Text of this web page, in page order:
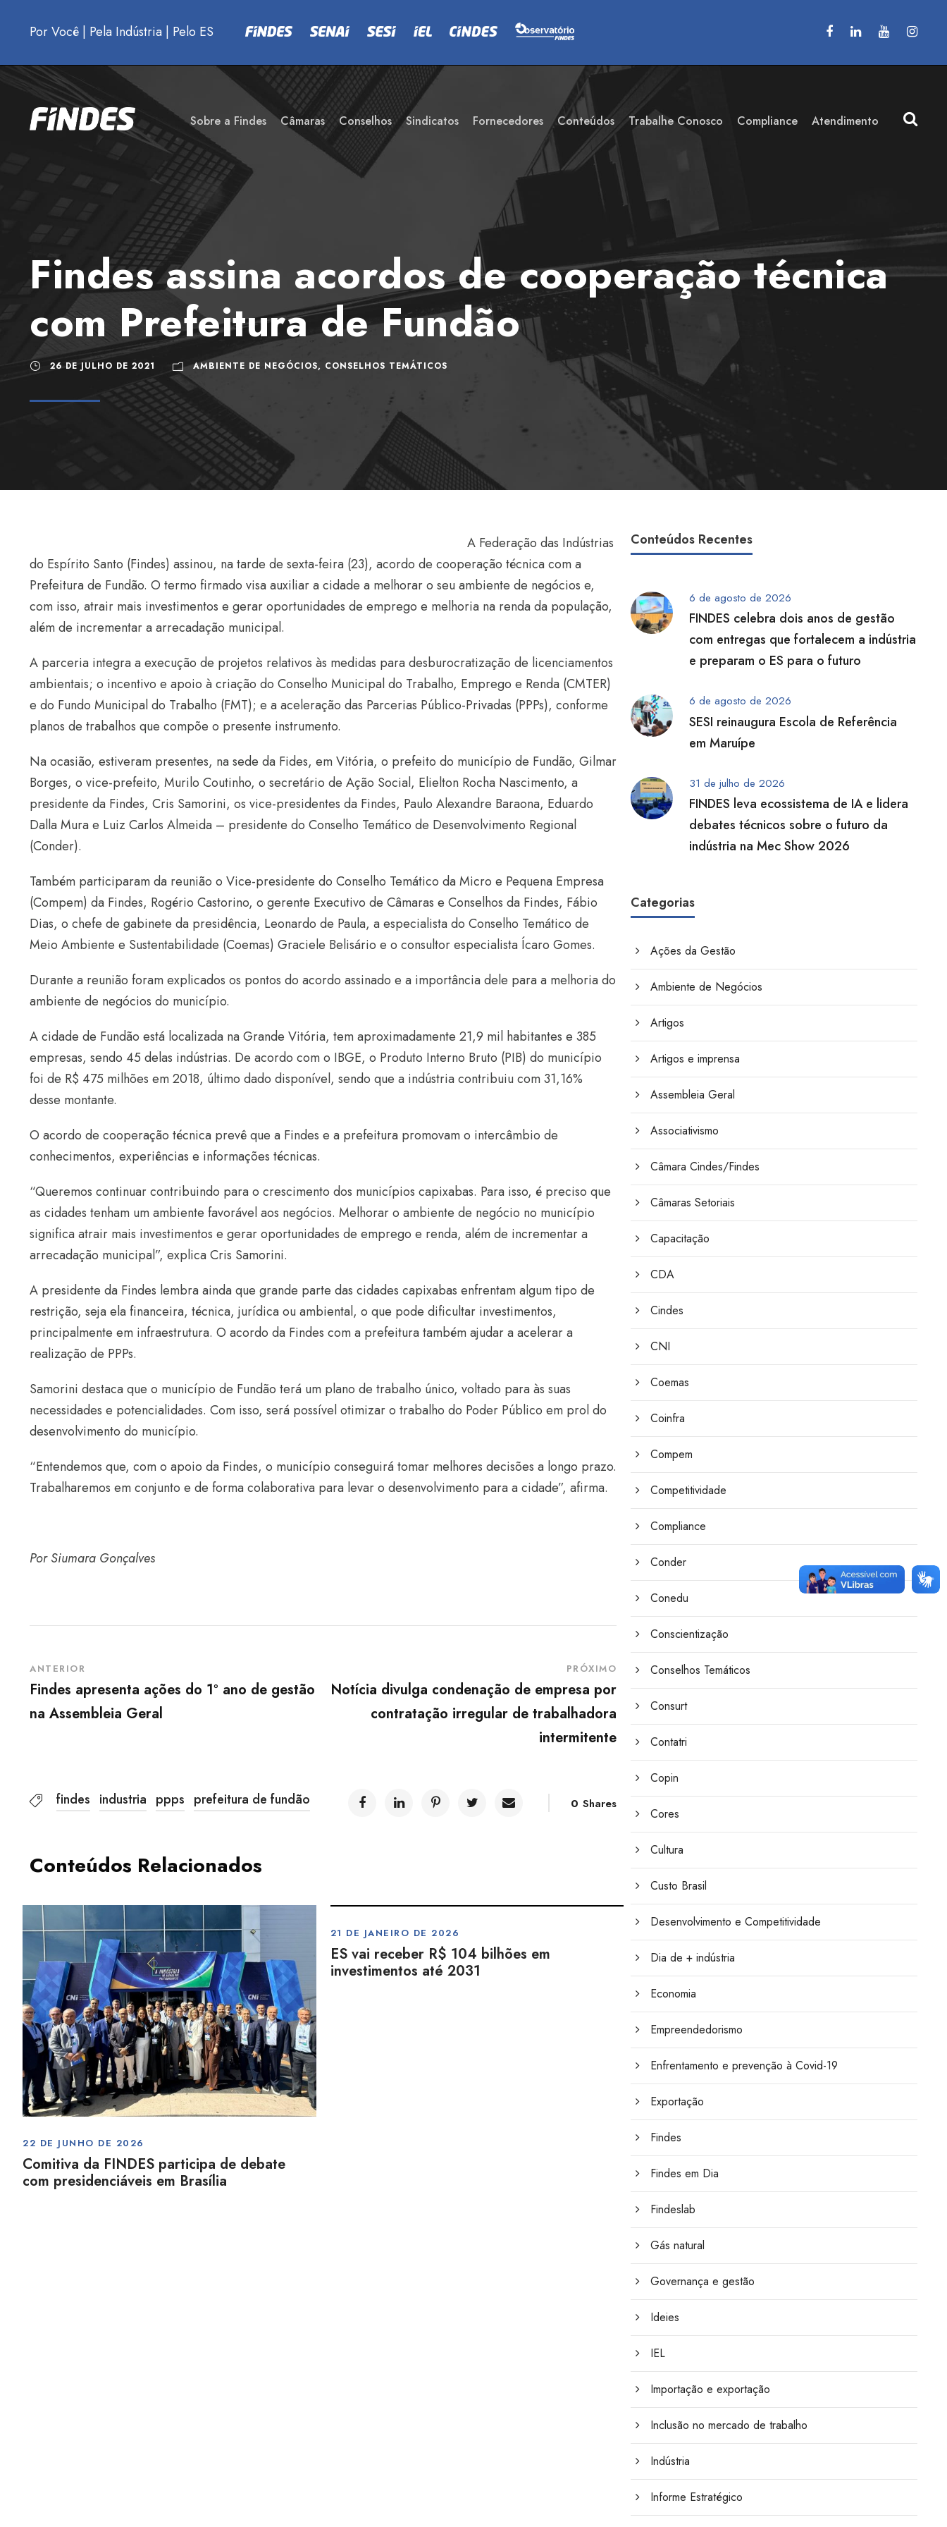
Por Você | Pela Indústria | Pelo ES
Sobre a Findes Câmaras Conselhos Sindicatos Fornecedores Conteúdos Trabalhe Conosco Compliance Atendimento
Findes assina acordos de cooperação técnica
com Prefeitura de Fundão
26 DE JULHO DE 2021 AMBIENTE DE NEGÓCIOS, CONSELHOS TEMÁTICOS
A Federação das Indústrias
do Espírito Santo (Findes) assinou, na tarde de sexta-feira (23), acordo de cooperação técnica com a
Prefeitura de Fundão. O termo firmado visa auxiliar a cidade a melhorar o seu ambiente de negócios e,
com isso, atrair mais investimentos e gerar oportunidades de emprego e melhoria na renda da população,
além de incrementar a arrecadação municipal.
A parceria integra a execução de projetos relativos às medidas para desburocratização de licenciamentos
ambientais; o incentivo e apoio à criação do Conselho Municipal do Trabalho, Emprego e Renda (CMTER)
e do Fundo Municipal do Trabalho (FMT); e a aceleração das Parcerias Público-Privadas (PPPs), conforme
planos de trabalhos que compõe o presente instrumento.
Na ocasião, estiveram presentes, na sede da Fides, em Vitória, o prefeito do município de Fundão, Gilmar
Borges, o vice-prefeito, Murilo Coutinho, o secretário de Ação Social, Elielton Rocha Nascimento, a
presidente da Findes, Cris Samorini, os vice-presidentes da Findes, Paulo Alexandre Baraona, Eduardo
Dalla Mura e Luiz Carlos Almeida – presidente do Conselho Temático de Desenvolvimento Regional
(Conder).
Também participaram da reunião o Vice-presidente do Conselho Temático da Micro e Pequena Empresa
(Compem) da Findes, Rogério Castorino, o gerente Executivo de Câmaras e Conselhos da Findes, Fábio
Dias, o chefe de gabinete da presidência, Leonardo de Paula, a especialista do Conselho Temático de
Meio Ambiente e Sustentabilidade (Coemas) Graciele Belisário e o consultor especialista Ícaro Gomes.
Durante a reunião foram explicados os pontos do acordo assinado e a importância dele para a melhoria do
ambiente de negócios do município.
A cidade de Fundão está localizada na Grande Vitória, tem aproximadamente 21,9 mil habitantes e 385
empresas, sendo 45 delas indústrias. De acordo com o IBGE, o Produto Interno Bruto (PIB) do município
foi de R$ 475 milhões em 2018, último dado disponível, sendo que a indústria contribuiu com 31,16%
desse montante.
O acordo de cooperação técnica prevê que a Findes e a prefeitura promovam o intercâmbio de
conhecimentos, experiências e informações técnicas.
“Queremos continuar contribuindo para o crescimento dos municípios capixabas. Para isso, é preciso que
as cidades tenham um ambiente favorável aos negócios. Melhorar o ambiente de negócio no município
significa atrair mais investimentos e gerar oportunidades de emprego e renda, além de incrementar a
arrecadação municipal”, explica Cris Samorini.
A presidente da Findes lembra ainda que grande parte das cidades capixabas enfrentam algum tipo de
restrição, seja ela financeira, técnica, jurídica ou ambiental, o que pode dificultar investimentos,
principalmente em infraestrutura. O acordo da Findes com a prefeitura também ajudar a acelerar a
realização de PPPs.
Samorini destaca que o município de Fundão terá um plano de trabalho único, voltado para às suas
necessidades e potencialidades. Com isso, será possível otimizar o trabalho do Poder Público em prol do
desenvolvimento do município.
“Entendemos que, com o apoio da Findes, o município conseguirá tomar melhores decisões a longo prazo.
Trabalharemos em conjunto e de forma colaborativa para levar o desenvolvimento para a cidade”, afirma.
Por Siumara Gonçalves
ANTERIOR
Findes apresenta ações do 1º ano de gestão
na Assembleia Geral
PRÓXIMO
Notícia divulga condenação de empresa por
contratação irregular de trabalhadora
intermitente
findes industria ppps prefeitura de fundão 0 Shares
Conteúdos Relacionados
22 DE JUNHO DE 2026
Comitiva da FINDES participa de debate
com presidenciáveis em Brasília
21 DE JANEIRO DE 2026
ES vai receber R$ 104 bilhões em
investimentos até 2031
Conteúdos Recentes
6 de agosto de 2026
FINDES celebra dois anos de gestão
com entregas que fortalecem a indústria
e preparam o ES para o futuro
6 de agosto de 2026
SESI reinaugura Escola de Referência
em Maruípe
31 de julho de 2026
FINDES leva ecossistema de IA e lidera
debates técnicos sobre o futuro da
indústria na Mec Show 2026
Categorias
Ações da Gestão
Ambiente de Negócios
Artigos
Artigos e imprensa
Assembleia Geral
Associativismo
Câmara Cindes/Findes
Câmaras Setoriais
Capacitação
CDA
Cindes
CNI
Coemas
Coinfra
Compem
Competitividade
Compliance
Conder
Conedu
Conscientização
Conselhos Temáticos
Consurt
Contatri
Copin
Cores
Cultura
Custo Brasil
Desenvolvimento e Competitividade
Dia de + indústria
Economia
Empreendedorismo
Enfrentamento e prevenção à Covid-19
Exportação
Findes
Findes em Dia
Findeslab
Gás natural
Governança e gestão
Ideies
IEL
Importação e exportação
Inclusão no mercado de trabalho
Indústria
Informe Estratégico